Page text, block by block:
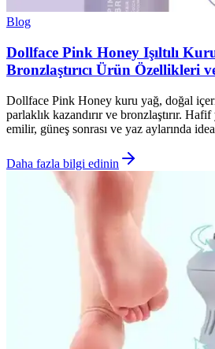
Blog
Dollface Pink Honey Işıltılı
Bronzlaştırıcı Ürün Özellikleri
Dollface Pink Honey kuru yağ, doğal
parlaklık kazandırır ve bronzlaştırır. Hafif
emilir, güneş sonrası ve yaz aylarında
Daha fazla bilgi edinin